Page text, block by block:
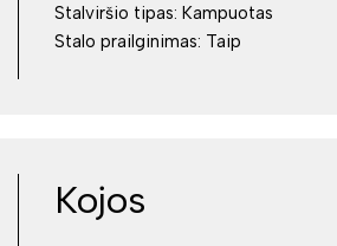
Stalviršio tipas: Kampuotas
Stalo prailginimas: Taip
Kojos